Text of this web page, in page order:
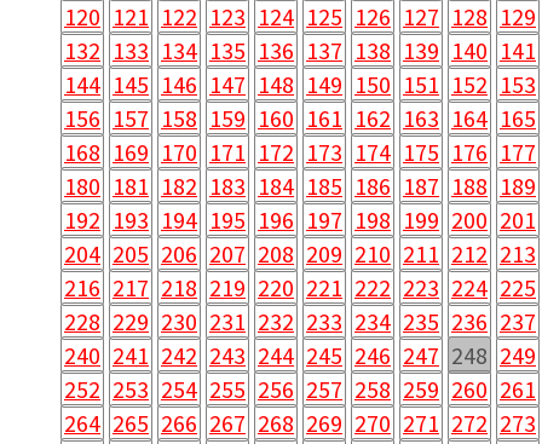
120 121 122 123 124 125 126 127 128 129
132 133 134 135 136 137 138 139 140 141
144 145 146 147 148 149 150 151 152 153
156 157 158 159 160 161 162 163 164 165
168 169 170 171 172 173 174 175 176 177
180 181 182 183 184 185 186 187 188 189
192 193 194 195 196 197 198 199 200 201
204 205 206 207 208 209 210 211 212 213
216 217 218 219 220 221 222 223 224 225
228 229 230 231 232 233 234 235 236 237
240 241 242 243 244 245 246 247 248 249
252 253 254 255 256 257 258 259 260 261
264 265 266 267 268 269 270 271 272 273